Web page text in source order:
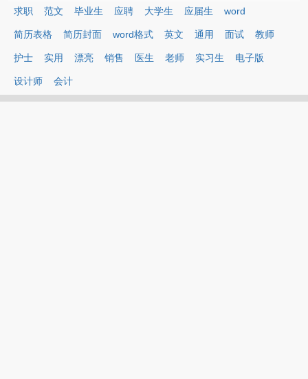
求职 范文 毕业生 应聘 大学生 应届生 word
简历表格 简历封面 word格式 英文 通用 面试 教师
护士 实用 漂亮 销售 医生 老师 实习生 电子版
设计师 会计